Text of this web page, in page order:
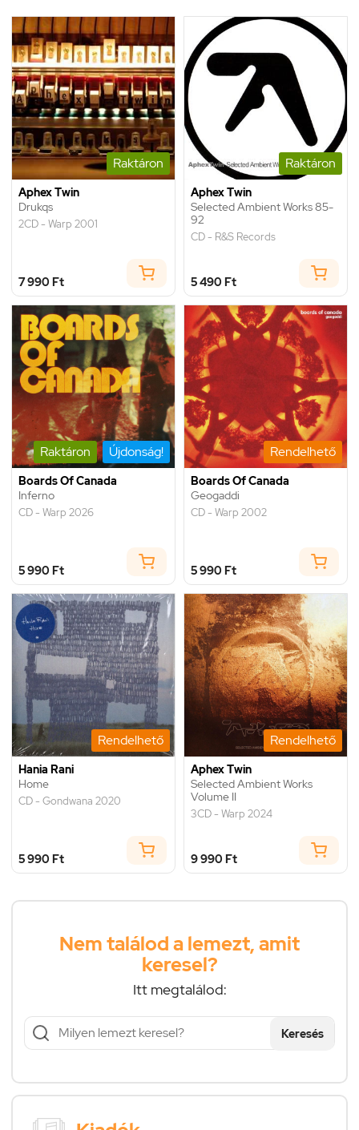
Raktáron
Aphex Twin
Drukqs
2CD - Warp 2001
7 990 Ft
Raktáron
Aphex Twin
Selected Ambient Works 85-
92
CD - R&S Records
5 490 Ft
Raktáron Újdonság!
Boards Of Canada
Inferno
CD - Warp 2026
5 990 Ft
Rendelhető
Boards Of Canada
Geogaddi
CD - Warp 2002
5 990 Ft
Rendelhető
Hania Rani
Home
CD - Gondwana 2020
5 990 Ft
Rendelhető
Aphex Twin
Selected Ambient Works
Volume II
3CD - Warp 2024
9 990 Ft
Nem találod a lemezt, amit
keresel?
Itt megtalálod:
Keresés